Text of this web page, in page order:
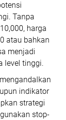
Tanpa
harga
atau bahkan
menjadi
level tinggi.
indikator
strategi
stop-